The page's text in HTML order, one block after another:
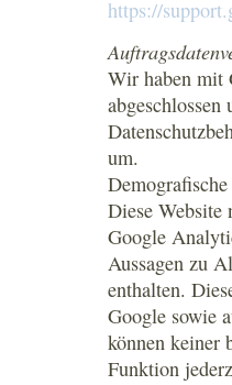
https://
Wir haben mit
abgeschlossen
um.
Diese Website
Google
Aussagen zu
enthalten.
Google sowie
können keiner
Funktion